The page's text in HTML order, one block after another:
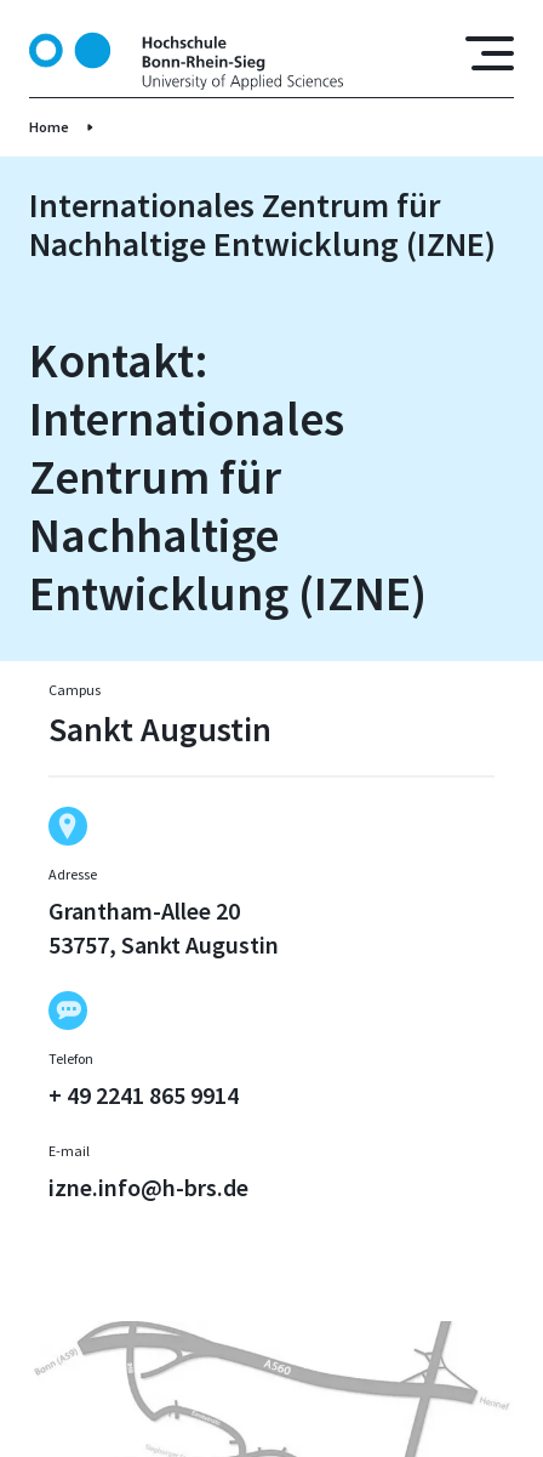
t
Home
Internationales Zentrum für
Nachhaltige Entwicklung (IZNE)
Kontakt:
Internationales
Zentrum für
Nachhaltige
Entwicklung (IZNE)
Campus
Sankt Augustin
Adresse
Grantham-Allee 20
53757, Sankt Augustin
Telefon
+ 49 2241 865 9914
E-mail
izne.info@h-brs.de